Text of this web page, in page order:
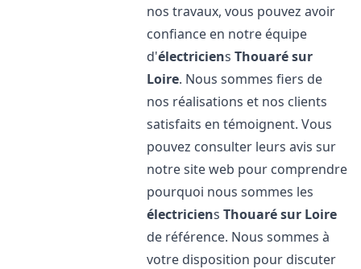
nos travaux, vous pouvez avoir
confiance en notre équipe
d'électriciensThouaré sur
Loire. Nous sommes fiers de
nos réalisations et nos clients
satisfaits en témoignent. Vous
pouvez consulter leurs avis sur
notre site web pour comprendre
pourquoi nous sommes les
électriciensThouaré sur Loire
de référence. Nous sommes à
votre disposition pour discuter